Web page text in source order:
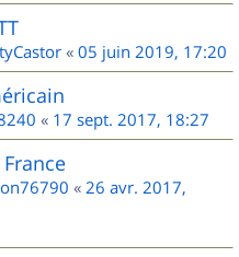
« 05 juin 2019, 17:20
« 17 sept. 2017, 18:27
« 26 avr. 2017,